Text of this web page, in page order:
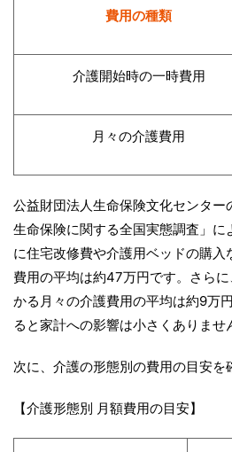
費用の種類
介護開始時の一時費用
月々の介護費用
公益財団法人生命保険文化センタ
生命保険に関する全国実態調査」に
に住宅改修費や介護用ベッドの購入
費用の平均は約47万円です。さら
かる月々の介護費用の平均は約9万
ると家計への影響は小さくありませ
次に、介護の形態別の費用の目安を
【介護形態別 月額費用の目安】